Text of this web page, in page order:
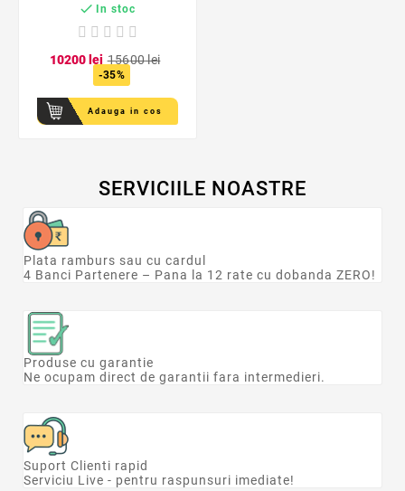
supraincalzire,
57x32.5x20.5 cm
 In stoc
10200lei 15600lei
-35%
Adauga in cos
SERVICIILE NOASTRE
Plata ramburs sau cu cardul
4 Banci Partenere – Pana la 12 rate cu dobanda ZERO!
Produse cu garantie
Ne ocupam direct de garantii fara intermedieri.
Suport Clienti rapid
Serviciu Live - pentru raspunsuri imediate!